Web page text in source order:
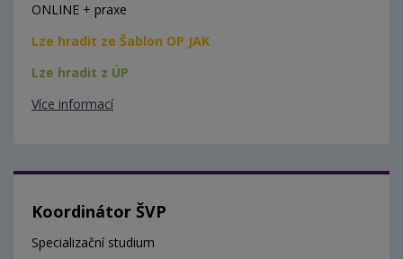
ONLINE + praxe
Lze hradit ze Šablon OP JAK
Lze hradit z ÚP
Více informací
Koordinátor ŠVP
Specializační studium